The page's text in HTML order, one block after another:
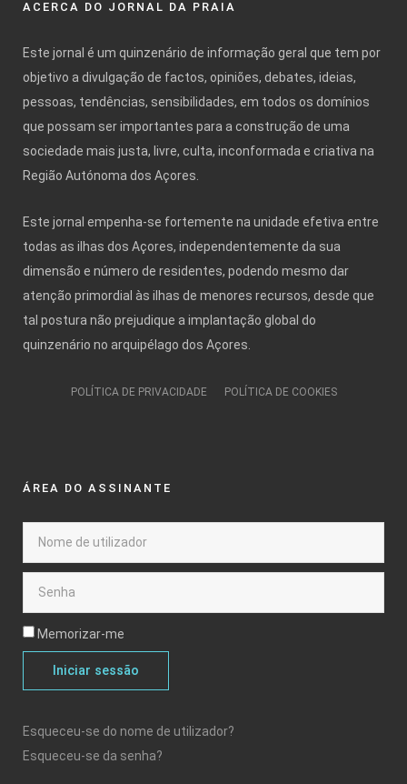
ACERCA DO JORNAL DA PRAIA
Este jornal é um quinzenário de informação geral que tem por
objetivo a divulgação de factos, opiniões, debates, ideias,
pessoas, tendências, sensibilidades, em todos os domínios
que possam ser importantes para a construção de uma
sociedade mais justa, livre, culta, inconformada e criativa na
Região Autónoma dos Açores.
Este jornal empenha-se fortemente na unidade efetiva entre
todas as ilhas dos Açores, independentemente da sua
dimensão e número de residentes, podendo mesmo dar
atenção primordial às ilhas de menores recursos, desde que
tal postura não prejudique a implantação global do
quinzenário no arquipélago dos Açores.
POLÍTICA DE PRIVACIDADE POLÍTICA DE COOKIES
ÁREA DO ASSINANTE
Memorizar-me
Iniciar sessão
Esqueceu-se do nome de utilizador?
Esqueceu-se da senha?